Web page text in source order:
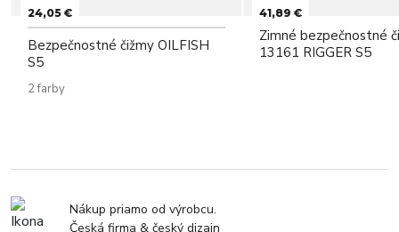
24,05 €
Bezpečnostné čižmy OILFISH
S5
2 farby
41,89 €
Zimné bezpečnostné
13161 RIGGER S5
Nákup priamo od výrobcu.
Česká firma & český dizajn